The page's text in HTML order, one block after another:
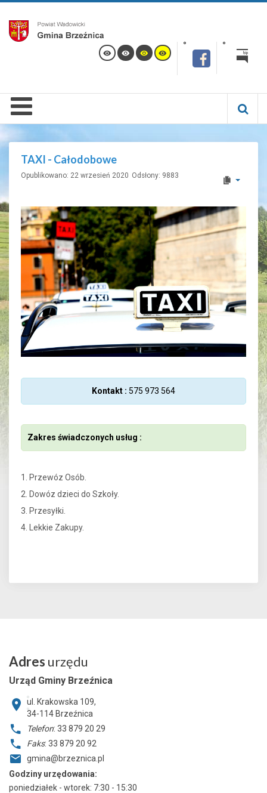
TAXI - Całodobowe
Opublikowano: 22 wrzesień 2020 Odsłony: 9883
Kontakt : 575 973 564
Zakres świadczonych usług :
1. Przewóz Osób.
2. Dowóz dzieci do Szkoły.
3. Przesyłki.
4. Lekkie Zakupy.
Adres urzędu
Urząd Gminy Brzeźnica
ul. Krakowska 109,
34-114 Brzeźnica
Telefon: 33 879 20 29
Faks: 33 879 20 92
gmina@brzeznica.pl
Godziny urzędowania:
poniedziałek - wtorek: 7:30 - 15:30